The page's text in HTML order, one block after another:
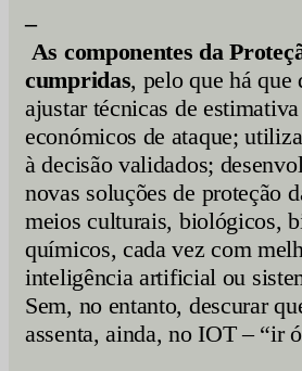
–
As componentes da
cumpridas, pelo que há que
ajustar técnicas de
económicos de ataque;
à decisão validados;
novas soluções de proteção
meios culturais, biológicos,
químicos, cada vez com
inteligência artificial ou
Sem, no entanto, descurar
assenta, ainda, no IOT – “ir